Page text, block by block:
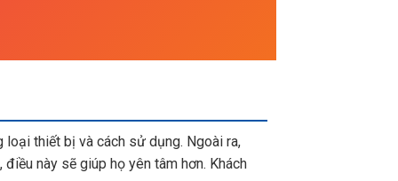
thiết bị và cách sử dụng. Ngoài ra,
này sẽ giúp họ yên tâm hơn. Khách